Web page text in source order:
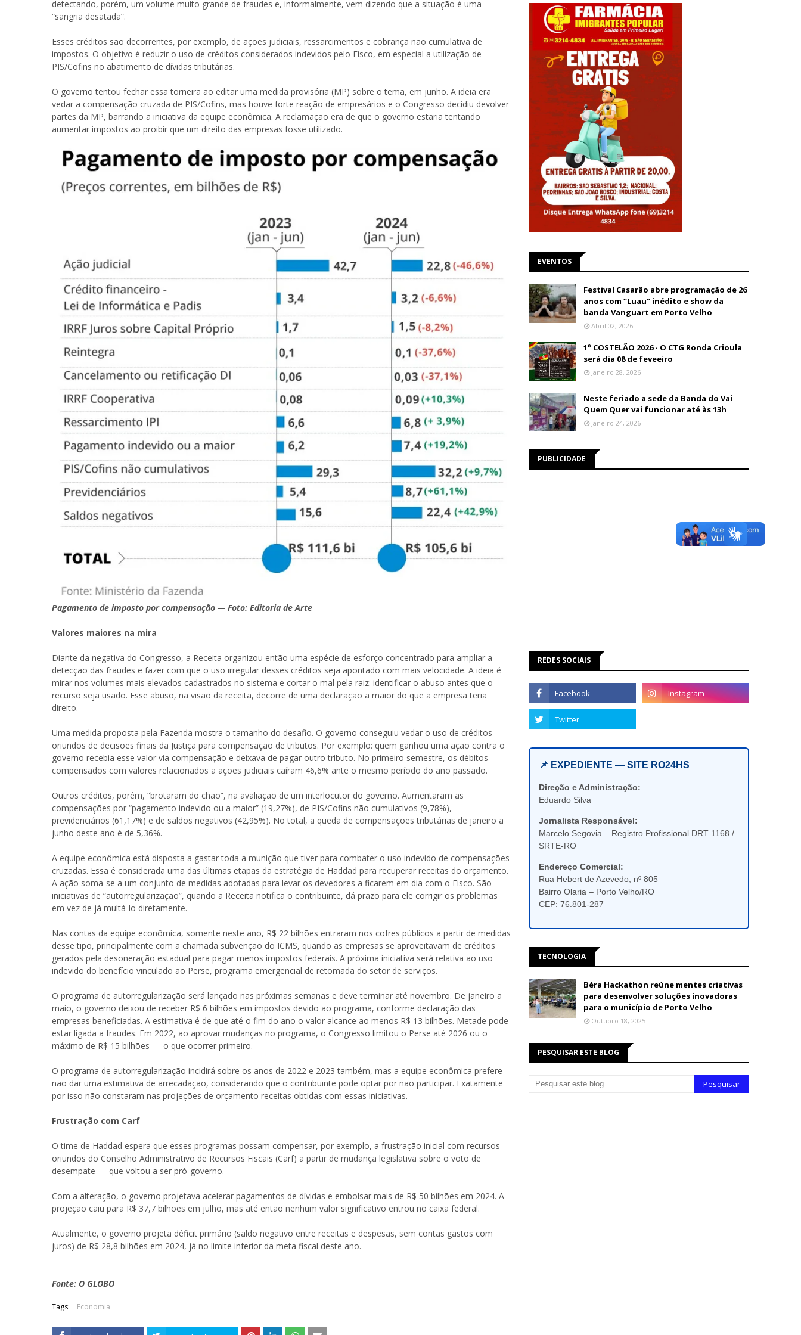
detectando, porém, um volume muito grande de fraudes e, informalmente, vem dizendo que a situação é uma
“sangria desatada”.
Esses créditos são decorrentes, por exemplo, de ações judiciais, ressarcimentos e cobrança não cumulativa de
impostos. O objetivo é reduzir o uso de créditos considerados indevidos pelo Fisco, em especial a utilização de
PIS/Cofins no abatimento de dívidas tributárias.
O governo tentou fechar essa torneira ao editar uma medida provisória (MP) sobre o tema, em junho. A ideia era
vedar a compensação cruzada de PIS/Cofins, mas houve forte reação de empresários e o Congresso decidiu devolver
partes da MP, barrando a iniciativa da equipe econômica. A reclamação era de que o governo estaria tentando
aumentar impostos ao proibir que um direito das empresas fosse utilizado.
Pagamento de imposto por compensação — Foto: Editoria de Arte
Valores maiores na mira
Diante da negativa do Congresso, a Receita organizou então uma espécie de esforço concentrado para ampliar a
detecção das fraudes e fazer com que o uso irregular desses créditos seja apontado com mais velocidade. A ideia é
mirar nos volumes mais elevados cadastrados no sistema e cortar o mal pela raiz: identificar o abuso antes que o
recurso seja usado. Esse abuso, na visão da receita, decorre de uma declaração a maior do que a empresa teria
direito.
Uma medida proposta pela Fazenda mostra o tamanho do desafio. O governo conseguiu vedar o uso de créditos
oriundos de decisões finais da Justiça para compensação de tributos. Por exemplo: quem ganhou uma ação contra o
governo recebia esse valor via compensação e deixava de pagar outro tributo. No primeiro semestre, os débitos
compensados com valores relacionados a ações judiciais caíram 46,6% ante o mesmo período do ano passado.
Outros créditos, porém, “brotaram do chão”, na avaliação de um interlocutor do governo. Aumentaram as
compensações por “pagamento indevido ou a maior” (19,27%), de PIS/Cofins não cumulativos (9,78%),
previdenciários (61,17%) e de saldos negativos (42,95%). No total, a queda de compensações tributárias de janeiro a
junho deste ano é de 5,36%.
A equipe econômica está disposta a gastar toda a munição que tiver para combater o uso indevido de compensações
cruzadas. Essa é considerada uma das últimas etapas da estratégia de Haddad para recuperar receitas do orçamento.
A ação soma-se a um conjunto de medidas adotadas para levar os devedores a ficarem em dia com o Fisco. São
iniciativas de “autorregularização”, quando a Receita notifica o contribuinte, dá prazo para ele corrigir os problemas
em vez de já multá-lo diretamente.
Nas contas da equipe econômica, somente neste ano, R$ 22 bilhões entraram nos cofres públicos a partir de medidas
desse tipo, principalmente com a chamada subvenção do ICMS, quando as empresas se aproveitavam de créditos
gerados pela desoneração estadual para pagar menos impostos federais. A próxima iniciativa será relativa ao uso
indevido do benefício vinculado ao Perse, programa emergencial de retomada do setor de serviços.
O programa de autorregularização será lançado nas próximas semanas e deve terminar até novembro. De janeiro a
maio, o governo deixou de receber R$ 6 bilhões em impostos devido ao programa, conforme declaração das
empresas beneficiadas. A estimativa é de que até o fim do ano o valor alcance ao menos R$ 13 bilhões. Metade pode
estar ligada a fraudes. Em 2022, ao aprovar mudanças no programa, o Congresso limitou o Perse até 2026 ou o
máximo de R$ 15 bilhões — o que ocorrer primeiro.
O programa de autorregularização incidirá sobre os anos de 2022 e 2023 também, mas a equipe econômica prefere
não dar uma estimativa de arrecadação, considerando que o contribuinte pode optar por não participar. Exatamente
por isso não constaram nas projeções de orçamento receitas obtidas com essas iniciativas.
Frustração com Carf
O time de Haddad espera que esses programas possam compensar, por exemplo, a frustração inicial com recursos
oriundos do Conselho Administrativo de Recursos Fiscais (Carf) a partir de mudança legislativa sobre o voto de
desempate — que voltou a ser pró-governo.
Com a alteração, o governo projetava acelerar pagamentos de dívidas e embolsar mais de R$ 50 bilhões em 2024. A
projeção caiu para R$ 37,7 bilhões em julho, mas até então nenhum valor significativo entrou no caixa federal.
Atualmente, o governo projeta déficit primário (saldo negativo entre receitas e despesas, sem contas gastos com
juros) de R$ 28,8 bilhões em 2024, já no limite inferior da meta fiscal deste ano.
Fonte: O GLOBO
Tags: Economia
EVENTOS
Festival Casarão abre programação de 26
anos com “Luau” inédito e show da
banda Vanguart em Porto Velho
Abril 02, 2026
1º COSTELÃO 2026 - O CTG Ronda Crioula
será dia 08 de feveeiro
Janeiro 28, 2026
Neste feriado a sede da Banda do Vai
Quem Quer vai funcionar até às 13h
Janeiro 24, 2026
PUBLICIDADE
REDES SOCIAIS
📌 EXPEDIENTE — SITE RO24HS
Direção e Administração:
Eduardo Silva
Jornalista Responsável:
Marcelo Segovia – Registro Profissional DRT 1168 /
SRTE-RO
Endereço Comercial:
Rua Hebert de Azevedo, nº 805
Bairro Olaria – Porto Velho/RO
CEP: 76.801-287
TECNOLOGIA
Béra Hackathon reúne mentes criativas
para desenvolver soluções inovadoras
para o município de Porto Velho
Outubro 18, 2025
PESQUISAR ESTE BLOG